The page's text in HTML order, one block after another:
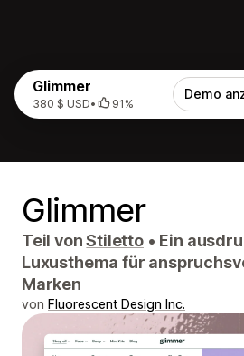
Glimmer
380 $ USD• 91%
Demo
Glimmer
Teil vonStiletto • Ein
Luxusthema für
Marken
von Fluorescent Design Inc.